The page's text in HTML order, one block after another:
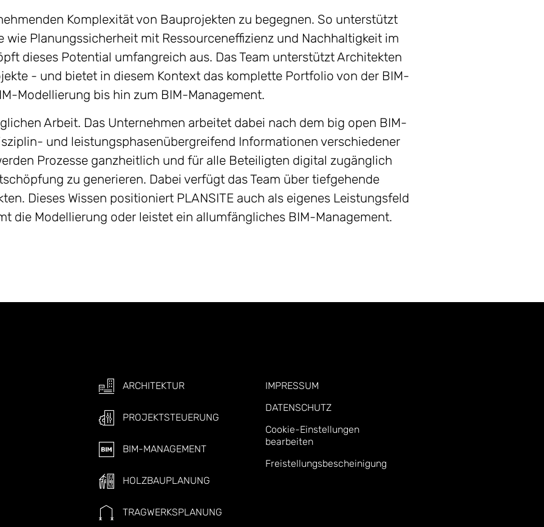
Komplexität von Bauprojekten zu begegnen. So unterstützt
Planungssicherheit mit Ressourceneffizienz und Nachhaltigkeit im
dieses Potential umfangreich aus. Das Team unterstützt Architekten
- und bietet in diesem Kontext das komplette Portfolio von der BIM-
Modellierung bis hin zum BIM-Management.
Arbeit. Das Unternehmen arbeitet dabei nach dem big open BIM-
und leistungsphasenübergreifend Informationen verschiedener
Prozesse ganzheitlich und für alle Beteiligten digital zugänglich
zu generieren. Dabei verfügt das Team über tiefgehende
Dieses Wissen positioniert PLANSITE auch als eigenes Leistungsfeld
die Modellierung oder leistet ein allumfängliches BIM-Management.
ARCHITEKTUR
PROJEKTSTEUERUNG
BIM-MANAGEMENT
HOLZBAUPLANUNG
TRAGWERKSPLANUNG
IMPRESSUM
DATENSCHUTZ
Cookie-Einstellungen
bearbeiten
Freistellungsbescheinigung